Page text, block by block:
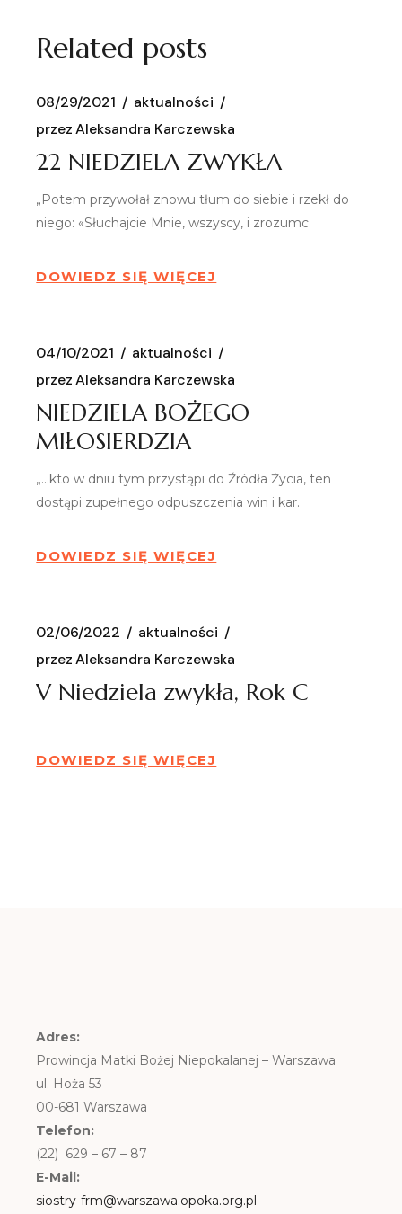
Related posts
08/29/2021
aktualności
przez Aleksandra Karczewska
22 NIEDZIELA ZWYKŁA
„Potem przywołał znowu tłum do siebie i rzekł do
niego: «Słuchajcie Mnie, wszyscy, i zrozumc
DOWIEDZ SIĘ WIĘCEJ
04/10/2021
aktualności
przez Aleksandra Karczewska
NIEDZIELA BOŻEGO
MIŁOSIERDZIA
„…kto w dniu tym przystąpi do Źródła Życia, ten
dostąpi zupełnego odpuszczenia win i kar.
DOWIEDZ SIĘ WIĘCEJ
02/06/2022
aktualności
przez Aleksandra Karczewska
V Niedziela zwykła, Rok C
DOWIEDZ SIĘ WIĘCEJ
Adres:
Prowincja Matki Bożej Niepokalanej – Warszawa
ul. Hoża 53
00-681 Warszawa
Telefon:
(22) 629 – 67 – 87
E-Mail:
siostry-frm@warszawa.opoka.org.pl